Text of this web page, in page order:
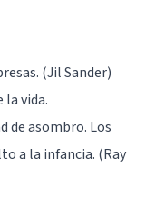
(Jil Sander)
la vida.
de asombro. Los
a la infancia. (Ray